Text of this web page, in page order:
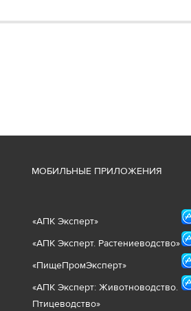
МОБИЛЬНЫЕ ПРИЛОЖЕНИЯ
«АПК Эксперт»
«АПК Эксперт. Растениеводство»
«ПищеПромЭксперт»
«АПК Эксперт: Животноводство.
Птицеводство»